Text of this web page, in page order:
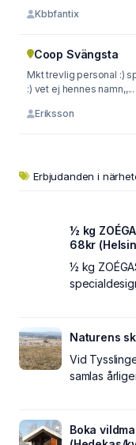
Kbbfantix
Coop Svängsta
Mkt trevlig personal :)
:) vet ej hennes namn,,...
Eriksson
Erbjudanden i
½ kg
68kr
½ kg
Naturens
Vid
samlas
Boka